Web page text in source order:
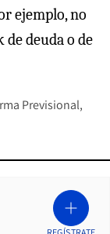
ejemplo, no
deuda o de
Previsional